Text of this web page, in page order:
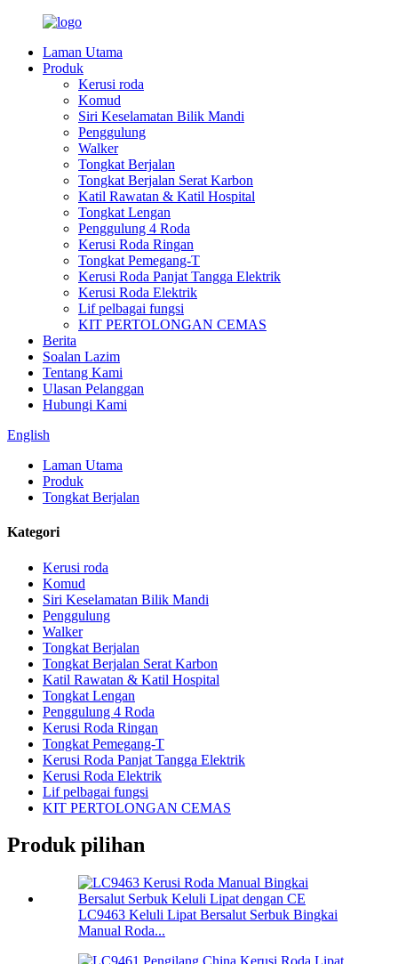
Laman Utama
Produk
Kerusi roda
Komud
Siri Keselamatan Bilik Mandi
Penggulung
Walker
Tongkat Berjalan
Tongkat Berjalan Serat Karbon
Katil Rawatan & Katil Hospital
Tongkat Lengan
Penggulung 4 Roda
Kerusi Roda Ringan
Tongkat Pemegang-T
Kerusi Roda Panjat Tangga Elektrik
Kerusi Roda Elektrik
Lif pelbagai fungsi
KIT PERTOLONGAN CEMAS
Berita
Soalan Lazim
Tentang Kami
Ulasan Pelanggan
Hubungi Kami
English
Laman Utama
Produk
Tongkat Berjalan
Kategori
Kerusi roda
Komud
Siri Keselamatan Bilik Mandi
Penggulung
Walker
Tongkat Berjalan
Tongkat Berjalan Serat Karbon
Katil Rawatan & Katil Hospital
Tongkat Lengan
Penggulung 4 Roda
Kerusi Roda Ringan
Tongkat Pemegang-T
Kerusi Roda Panjat Tangga Elektrik
Kerusi Roda Elektrik
Lif pelbagai fungsi
KIT PERTOLONGAN CEMAS
Produk pilihan
LC9463 Keluli Lipat Bersalut Serbuk Bingkai
Manual Roda...